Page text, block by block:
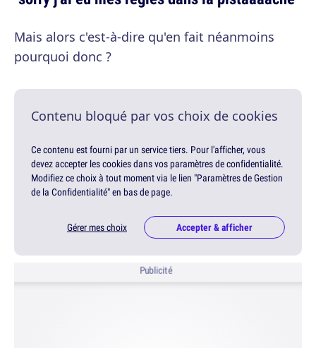
Mais alors c'est-à-dire qu'en fait néanmoins
pourquoi donc ?
Contenu bloqué par vos choix de cookies
Ce contenu est fourni par un service tiers. Pour l'afficher, vous
devez accepter les cookies dans vos paramètres de confidentialité.
Modifiez ce choix à tout moment via le lien "Paramètres de Gestion
de la Confidentialité" en bas de page.
Gérer mes choix Accepter & afficher
Publicité